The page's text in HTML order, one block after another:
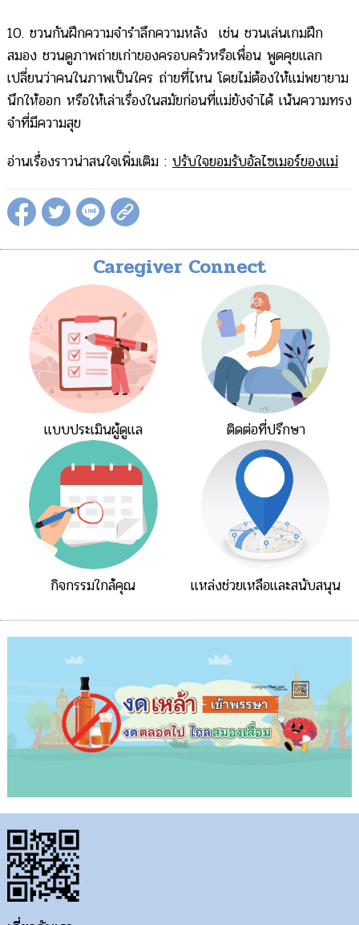
10. ชวนกันฝึกความจำรำลึกความหลัง เช่น ชวนเล่นเกมฝึก
สมอง ชวนดูภาพถ่ายเก่าของครอบครัวหรือเพื่อน พูดคุยแลก
เปลี่ยนว่าคนในภาพเป็นใคร ถ่ายที่ไหน โดยไม่ต้องให้แม่พยายาม
นึกให้ออก หรือให้เล่าเรื่องในสมัยก่อนที่แม่ยังจำได้ เน้นความทรง
จำที่มีความสุข
อ่านเรื่องราวน่าสนใจเพิ่มเติม : ปรับใจยอมรับอัลไซเมอร์ของแม่
Caregiver Connect
แบบประเมินผู้ดูแล ติดต่อที่ปรึกษา
กิจกรรมใกล้คุณ แหล่งช่วยเหลือและสนับสนุน